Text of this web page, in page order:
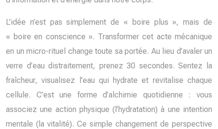
L’idée n’est pas simplement de « boire plus », mais de
« boire en conscience ». Transformer cet acte mécanique
en un micro-rituel change toute sa portée. Au lieu d’avaler un
verre d’eau distraitement, prenez 30 secondes. Sentez la
fraîcheur, visualisez l’eau qui hydrate et revitalise chaque
cellule. C’est une forme d’alchimie quotidienne : vous
associez une action physique (l’hydratation) à une intention
mentale (la vitalité). Ce simple changement de perspective